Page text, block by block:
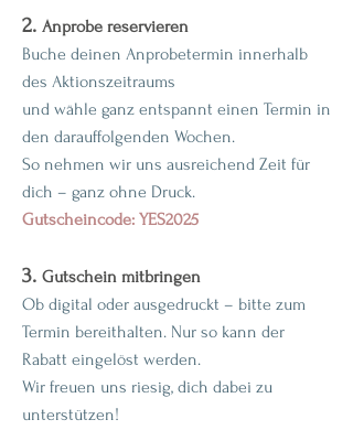
2. Anprobe reservieren
Buche deinen Anprobetermin innerhalb
des Aktionszeitraums
und wähle ganz entspannt einen Termin in
den darauffolgenden Wochen.
So nehmen wir uns ausreichend Zeit für
dich – ganz ohne Druck.
Gutscheincode: YES2025
3. Gutschein mitbringen
Ob digital oder ausgedruckt – bitte zum
Termin bereithalten. Nur so kann der
Rabatt eingelöst werden.
Wir freuen uns riesig, dich dabei zu
unterstützen!